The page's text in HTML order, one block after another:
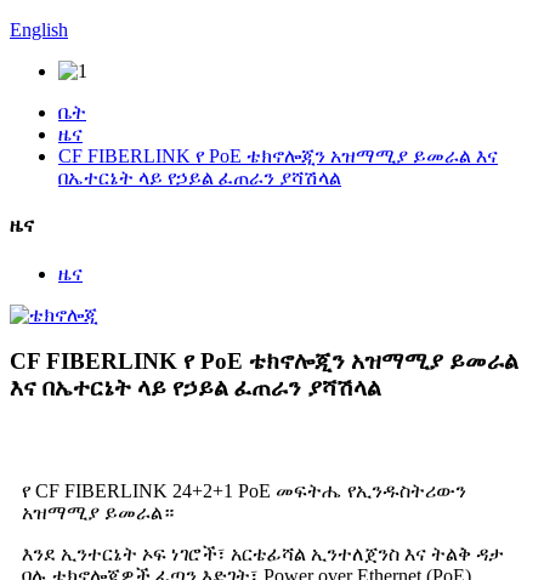
English
ቤት
ዜና
CF FIBERLINK የ PoE ቴክኖሎጂን አዝማሚያ ይመራል እና
በኤተርኔት ላይ የኃይል ፈጠራን ያሻሽላል
ዜና
ዜና
CF FIBERLINK የ PoE ቴክኖሎጂን አዝማሚያ ይመራል
እና በኤተርኔት ላይ የኃይል ፈጠራን ያሻሽላል
የ CF FIBERLINK 24+2+1 PoE መፍትሔ የኢንዱስትሪውን
አዝማሚያ ይመራል።
እንደ ኢንተርኔት ኦፍ ነገሮች፣ አርቴፊሻል ኢንተለጀንስ እና ትልቅ ዳታ
ባሉ ቴክኖሎጂዎች ፈጣን እድገት፣ Power over Ethernet (PoE)